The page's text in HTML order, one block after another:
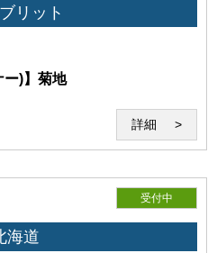
指示や指導を遵守するものと
リット
ー)】菊地
詳細
受付中
海道